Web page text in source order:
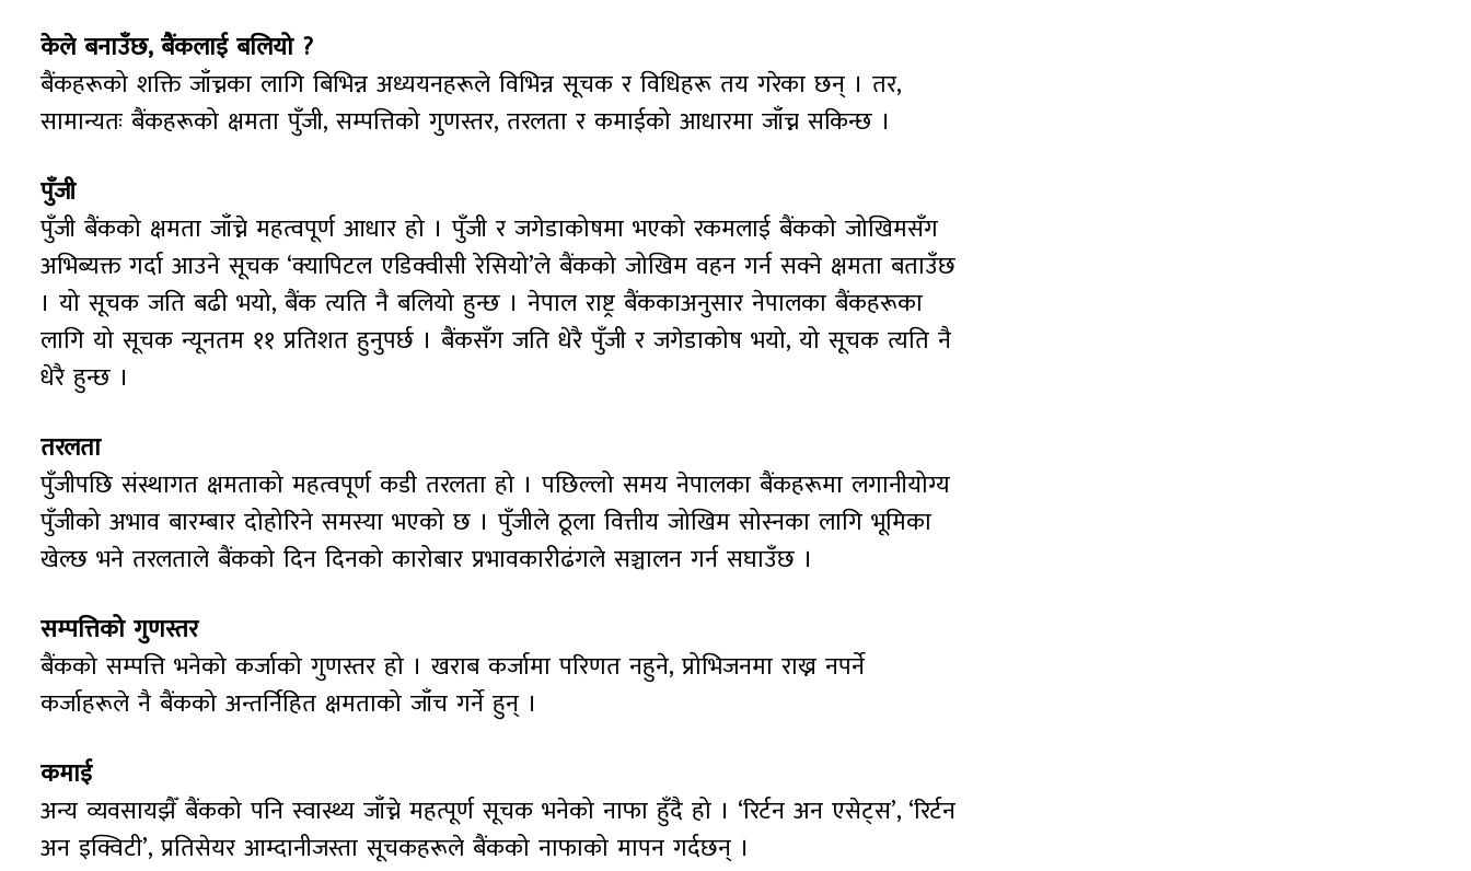
केले बनाउँछ, बैंकलाई बलियो ?
बैंकहरूको शक्ति जाँच्नका लागि बिभिन्न अध्ययनहरूले विभिन्न सूचक र विधिहरू तय गरेका छन् । तर,
सामान्यतः बैंकहरूको क्षमता पुँजी, सम्पत्तिको गुणस्तर, तरलता र कमाईको आधारमा जाँच्न सकिन्छ ।
पुँजी
पुँजी बैंकको क्षमता जाँच्ने महत्वपूर्ण आधार हो । पुँजी र जगेडाकोषमा भएको रकमलाई बैंकको जोखिमसँग
अभिब्यक्त गर्दा आउने सूचक ‘क्यापिटल एडिक्वीसी रेसियो’ले बैंकको जोखिम वहन गर्न सक्ने क्षमता बताउँछ
। यो सूचक जति बढी भयो, बैंक त्यति नै बलियो हुन्छ । नेपाल राष्ट्र बैंककाअनुसार नेपालका बैंकहरूका
लागि यो सूचक न्यूनतम ११ प्रतिशत हुनुपर्छ । बैंकसँग जति धेरै पुँजी र जगेडाकोष भयो, यो सूचक त्यति नै
धेरै हुन्छ ।
तरलता
पुँजीपछि संस्थागत क्षमताको महत्वपूर्ण कडी तरलता हो । पछिल्लो समय नेपालका बैंकहरूमा लगानीयोग्य
पुँजीको अभाव बारम्बार दोहोरिने समस्या भएको छ । पुँजीले ठूला वित्तीय जोखिम सोस्नका लागि भूमिका
खेल्छ भने तरलताले बैंकको दिन दिनको कारोबार प्रभावकारीढंगले सञ्चालन गर्न सघाउँछ ।
सम्पत्तिको गुणस्तर
बैंकको सम्पत्ति भनेको कर्जाको गुणस्तर हो । खराब कर्जामा परिणत नहुने, प्रोभिजनमा राख्न नपर्ने
कर्जाहरूले नै बैंकको अन्तर्निहित क्षमताको जाँच गर्ने हुन् ।
कमाई
अन्य व्यवसायझैँ बैंकको पनि स्वास्थ्य जाँच्ने महत्पूर्ण सूचक भनेको नाफा हुँदै हो । ‘रिर्टन अन एसेट्स’, ‘रिर्टन
अन इक्विटी’, प्रतिसेयर आम्दानीजस्ता सूचकहरूले बैंकको नाफाको मापन गर्दछन् ।